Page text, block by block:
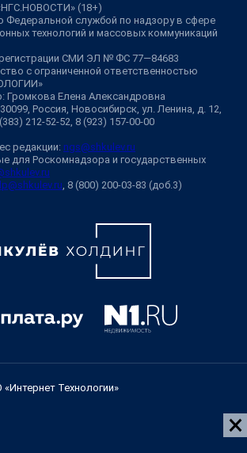
(18+)
Федеральной службой по надзору в сфере
технологий и массовых коммуникаций
СМИ ЭЛ № ФС 77—84683
с ограниченной ответственностью
Громкова Елена Александровна
Россия, Новосибирск, ул. Ленина, д. 12,
212-52-52, 8 (923) 157-00-00
редакции: ngs@shkulev.ru
для Роскомнадзора и государственных
, 8 (800) 200-03-83 (доб.3)
Технологии»